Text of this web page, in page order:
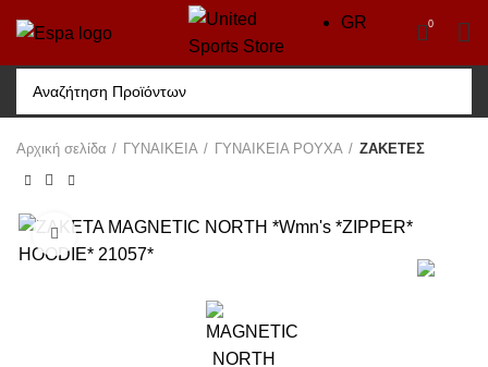
GR 0
Αρχική σελίδα ΓΥΝΑΙΚΕΙΑ ΓΥΝΑΙΚΕΙΑ ΡΟΥΧΑ ΖΑΚΕΤΕΣ
Click to enlarge